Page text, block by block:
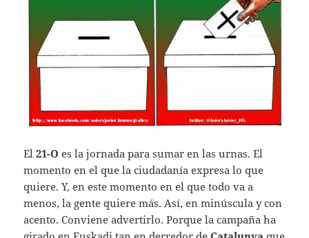
El21-O es la jornada para sumar en las urnas. El
momento en el que la ciudadanía expresa lo que
quiere. Y, en este momento en el que todo va a
menos, la gente quiere más. Así, en minúscula y con
acento. Conviene advertirlo. Porque la campaña ha